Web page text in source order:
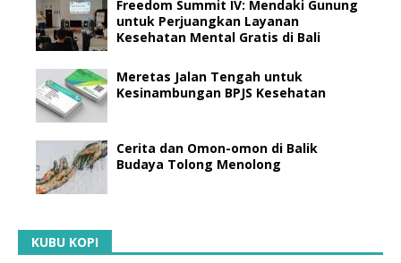
Freedom Summit IV: Mendaki Gunung
untuk Perjuangkan Layanan
Kesehatan Mental Gratis di Bali
Meretas Jalan Tengah untuk
Kesinambungan BPJS Kesehatan
Cerita dan Omon-omon di Balik
Budaya Tolong Menolong
KUBU KOPI